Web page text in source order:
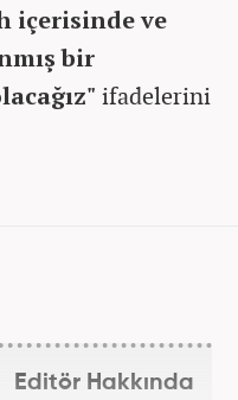
içerisinde ve
bir
ifadelerini
Editör Hakkında